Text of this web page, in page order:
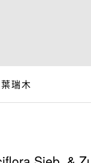
瑞木